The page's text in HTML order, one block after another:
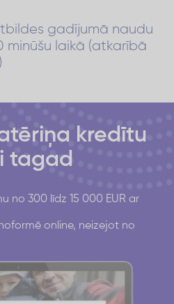
gadījumā naudu
minūšu laikā (atkarībā
kredītu
tagad
no 300 līdz 15 000 EUR ar
online, neizejot no